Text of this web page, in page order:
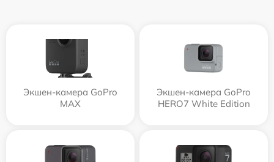
Экшен-камера GoPro
MAX
Экшен-камера GoPro
HERO7 White Edition